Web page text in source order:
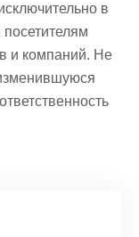
в
и компаний. Не